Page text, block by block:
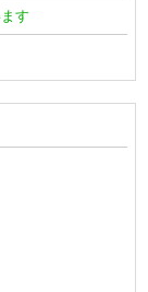
す